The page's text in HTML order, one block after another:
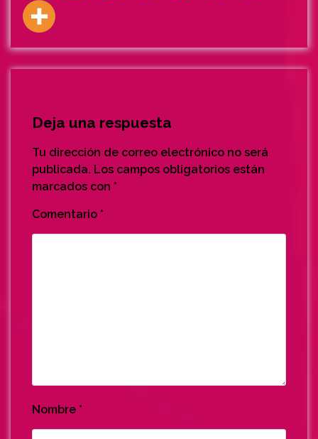
Deja una respuesta
Tu dirección de correo electrónico no será
publicada. Los campos obligatorios están
marcados con *
Comentario *
Nombre *